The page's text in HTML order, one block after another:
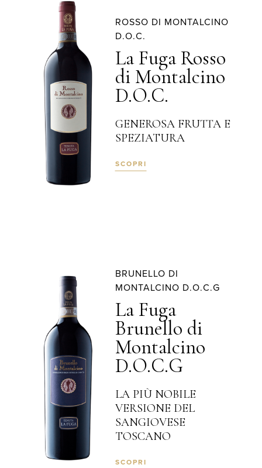
ROSSO DI MONTALCINO
D.O.C.
La Fuga Rosso
di Montalcino
D.O.C.
GENEROSA FRUTTA E
SPEZIATURA
SCOPRI
BRUNELLO DI
MONTALCINO D.O.C.G
La Fuga
Brunello di
Montalcino
D.O.C.G
LA PIÙ NOBILE
VERSIONE DEL
SANGIOVESE
TOSCANO
SCOPRI